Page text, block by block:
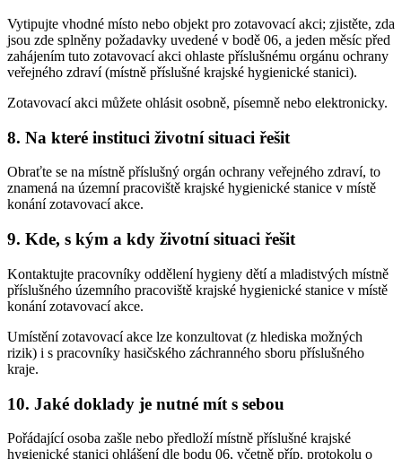
Vytipujte vhodné místo nebo objekt pro zotavovací akci; zjistěte, zda
jsou zde splněny požadavky uvedené v bodě 06, a jeden měsíc před
zahájením tuto zotavovací akci ohlaste příslušnému orgánu ochrany
veřejného zdraví (místně příslušné krajské hygienické stanici).
Zotavovací akci můžete ohlásit osobně, písemně nebo elektronicky.
8. Na které instituci životní situaci řešit
Obraťte se na místně příslušný orgán ochrany veřejného zdraví, to
znamená na územní pracoviště krajské hygienické stanice v místě
konání zotavovací akce.
9. Kde, s kým a kdy životní situaci řešit
Kontaktujte pracovníky oddělení hygieny dětí a mladistvých místně
příslušného územního pracoviště krajské hygienické stanice v místě
konání zotavovací akce.
Umístění zotavovací akce lze konzultovat (z hlediska možných
rizik) i s pracovníky hasičského záchranného sboru příslušného
kraje.
10. Jaké doklady je nutné mít s sebou
Pořádající osoba zašle nebo předloží místně příslušné krajské
hygienické stanici ohlášení dle bodu 06, včetně příp. protokolu o